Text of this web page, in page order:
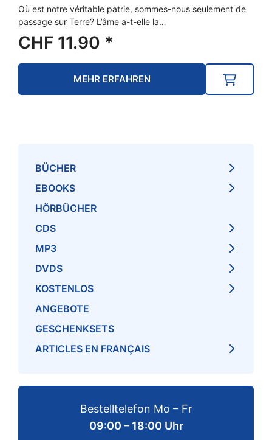
Où est notre véritable patrie, sommes-nous seulement de
passage sur Terre? L’âme a-t-elle la…
CHF 11.90 *
MEHR ERFAHREN
BÜCHER
EBOOKS
HÖRBÜCHER
CDS
MP3
DVDS
KOSTENLOS
ANGEBOTE
GESCHENKSETS
ARTICLES EN FRANÇAIS
Bestelltelefon Mo – Fr
09:00 – 18:00 Uhr